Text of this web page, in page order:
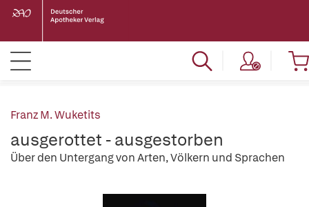
Franz M. Wuketits
ausgerottet - ausgestorben
Über den Untergang von Arten, Völkern und Sprachen